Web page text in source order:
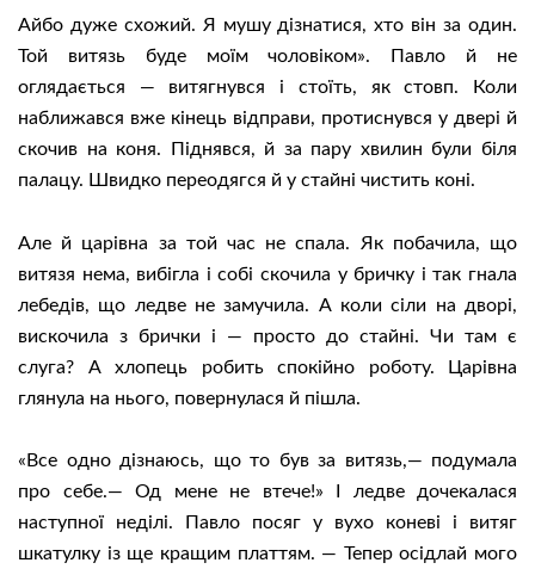
Айбо дуже схожий. Я мушу дізнатися, хто він за один.
Той витязь буде моїм чоловіком». Павло й не
оглядається — витягнувся і стоїть, як стовп. Коли
наближався вже кінець відправи, протиснувся у двері й
скочив на коня. Піднявся, й за пару хвилин були біля
палацу. Швидко переодягся й у стайні чистить коні.
Але й царівна за той час не спала. Як побачила, що
витязя нема, вибігла і собі скочила у бричку і так гнала
лебедів, що ледве не замучила. А коли сіли на дворі,
вискочила з брички і — просто до стайні. Чи там є
слуга? А хлопець робить спокійно роботу. Царівна
глянула на нього, повернулася й пішла.
«Все одно дізнаюсь, що то був за витязь,— подумала
про себе.— Од мене не втече!» І ледве дочекалася
наступної неділі. Павло посяг у вухо коневі і витяг
шкатулку із ще кращим платтям. — Тепер осідлай мого